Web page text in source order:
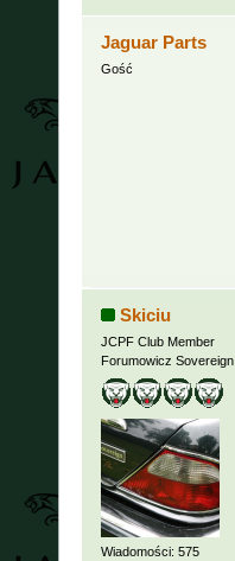
Jaguar Parts
Gość
Skiciu
JCPF Club Member
Forumowicz Sovereign
Wiadomości: 575